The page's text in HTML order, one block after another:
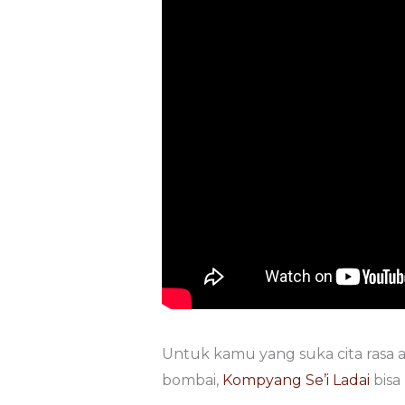
Untuk kamu yang suka cita rasa
bombai, Kompyang Se’i Ladai